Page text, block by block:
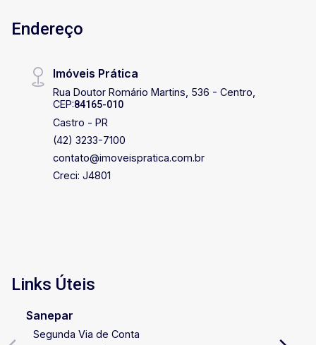
Endereço
Imóveis Prática
Rua Doutor Romário Martins, 536 - Centro,
CEP:84165-010
Castro - PR
(42) 3233-7100
contato@imoveispratica.com.br
Creci: J4801
Links Úteis
Sanepar
Segunda Via de Conta